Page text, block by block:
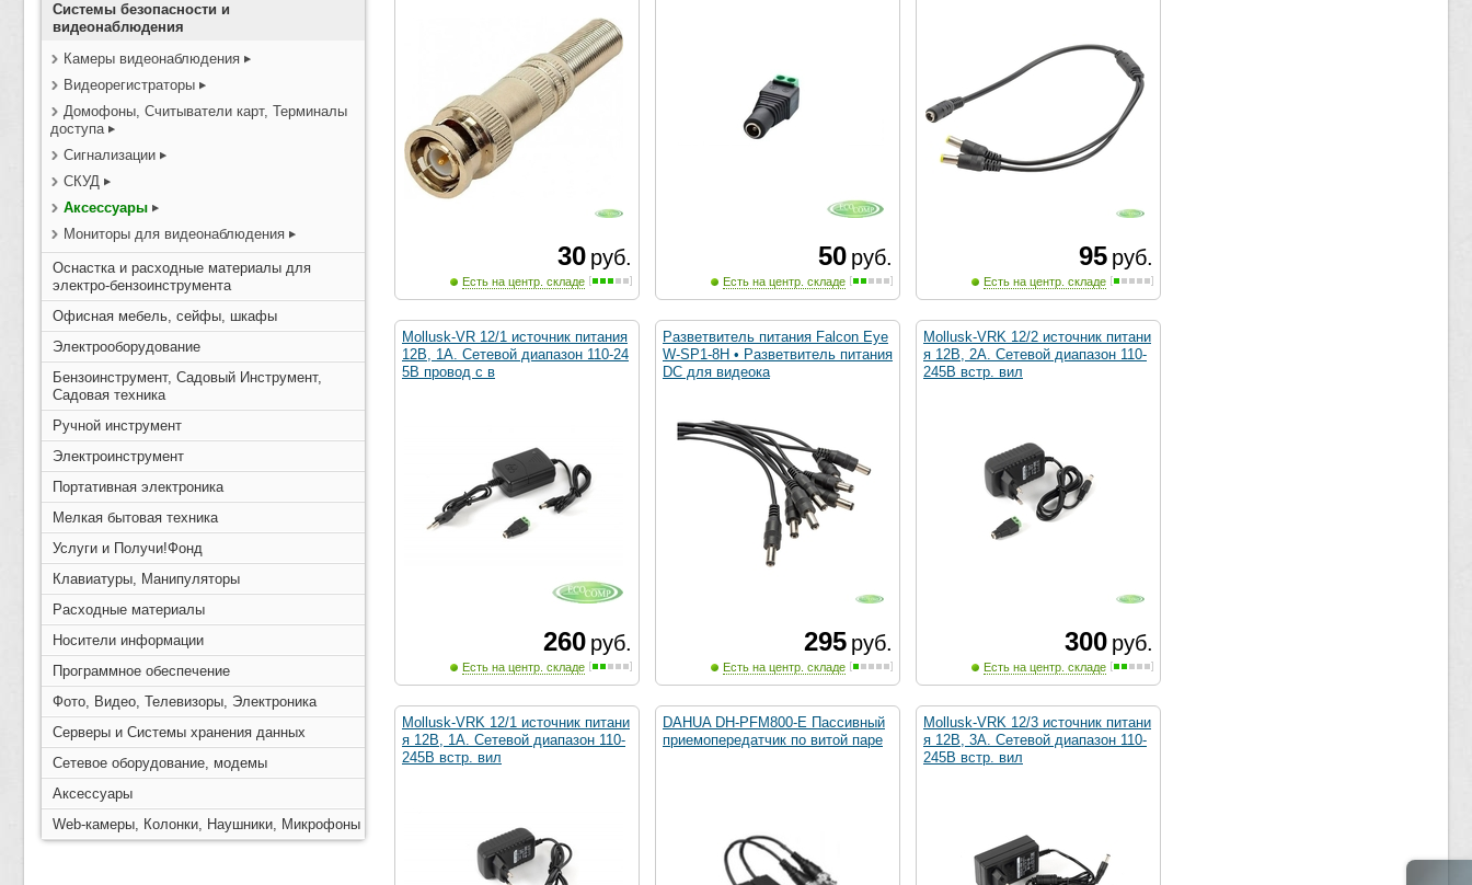
Системы безопасности и
видеонаблюдения
Камеры видеонаблюдения
Видеорегистраторы
Домофоны, Считыватели карт, Терминалы
доступа
Сигнализации
СКУД
Аксессуары
Мониторы для видеонаблюдения
Оснастка и расходные материалы для
электро-бензоинструмента
Офисная мебель, сейфы, шкафы
Электрооборудование
Бензоинструмент, Садовый Инструмент,
Садовая техника
Ручной инструмент
Электроинструмент
Портативная электроника
Мелкая бытовая техника
Услуги и Получи!Фонд
Клавиатуры, Манипуляторы
Расходные материалы
Носители информации
Программное обеспечение
Фото, Видео, Телевизоры, Электроника
Серверы и Системы хранения данных
Сетевое оборудование, модемы
Аксессуары
Web-камеры, Колонки, Наушники, Микрофоны
30 руб.
Есть на центр. складе
50 руб.
Есть на центр. складе
95 руб.
Есть на центр. складе
Mollusk-VR 12/1 источник питания
12В, 1А. Сетевой диапазон 110-24
5В провод с в
260 руб.
Есть на центр. складе
Разветвитель питания Falcon Eye
W-SP1-8H • Разветвитель питания
DC для видеока
295 руб.
Есть на центр. складе
Mollusk-VRK 12/2 источник питани
я 12В, 2А. Сетевой диапазон 110-
245В встр. вил
300 руб.
Есть на центр. складе
Mollusk-VRK 12/1 источник питани
я 12В, 1А. Сетевой диапазон 110-
245В встр. вил
DAHUA DH-PFM800-E Пассивный
приемопередатчик по витой паре
Mollusk-VRK 12/3 источник питани
я 12В, 3А. Сетевой диапазон 110-
245В встр. вил